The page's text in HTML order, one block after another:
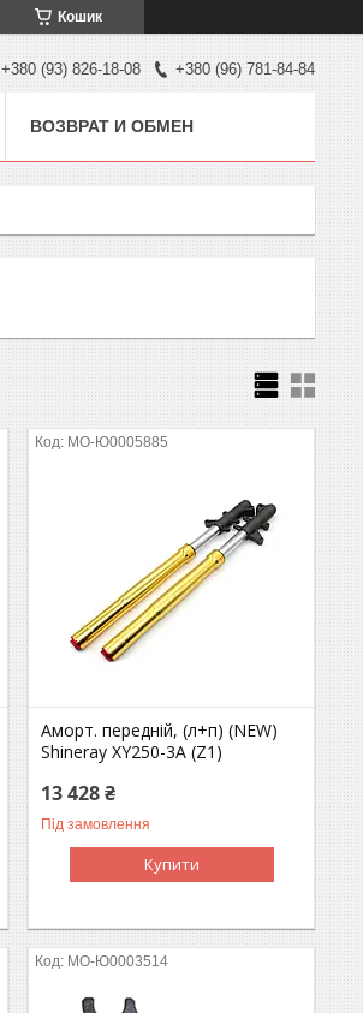
Кошик
+380 (93) 826-18-08 +380 (96) 781-84-84
ВОЗВРАТ И ОБМЕН
MO-Ю0005885
Аморт. передній, (л+п) (NEW)
Shineray XY250-3A (Z1)
13 428 ₴
Під замовлення
Купити
MO-Ю0003514